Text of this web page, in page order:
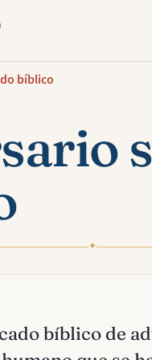
bíblico
✦
bíblico de